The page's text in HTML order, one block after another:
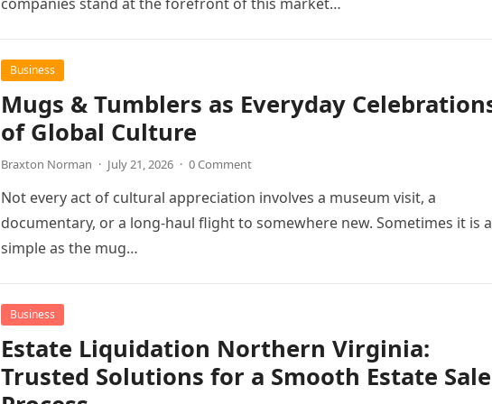
Business
Mugs & Tumblers as Everyday
of Global Culture
Braxton Norman · July 21, 2026 · 0 Comment
Not every act of cultural appreciation involves a museum visit, a
documentary, or a long-haul flight to somewhere new. Sometimes it is
simple as the mug…
Business
Estate Liquidation Northern Virginia:
Trusted Solutions for a Smooth Estate Sale